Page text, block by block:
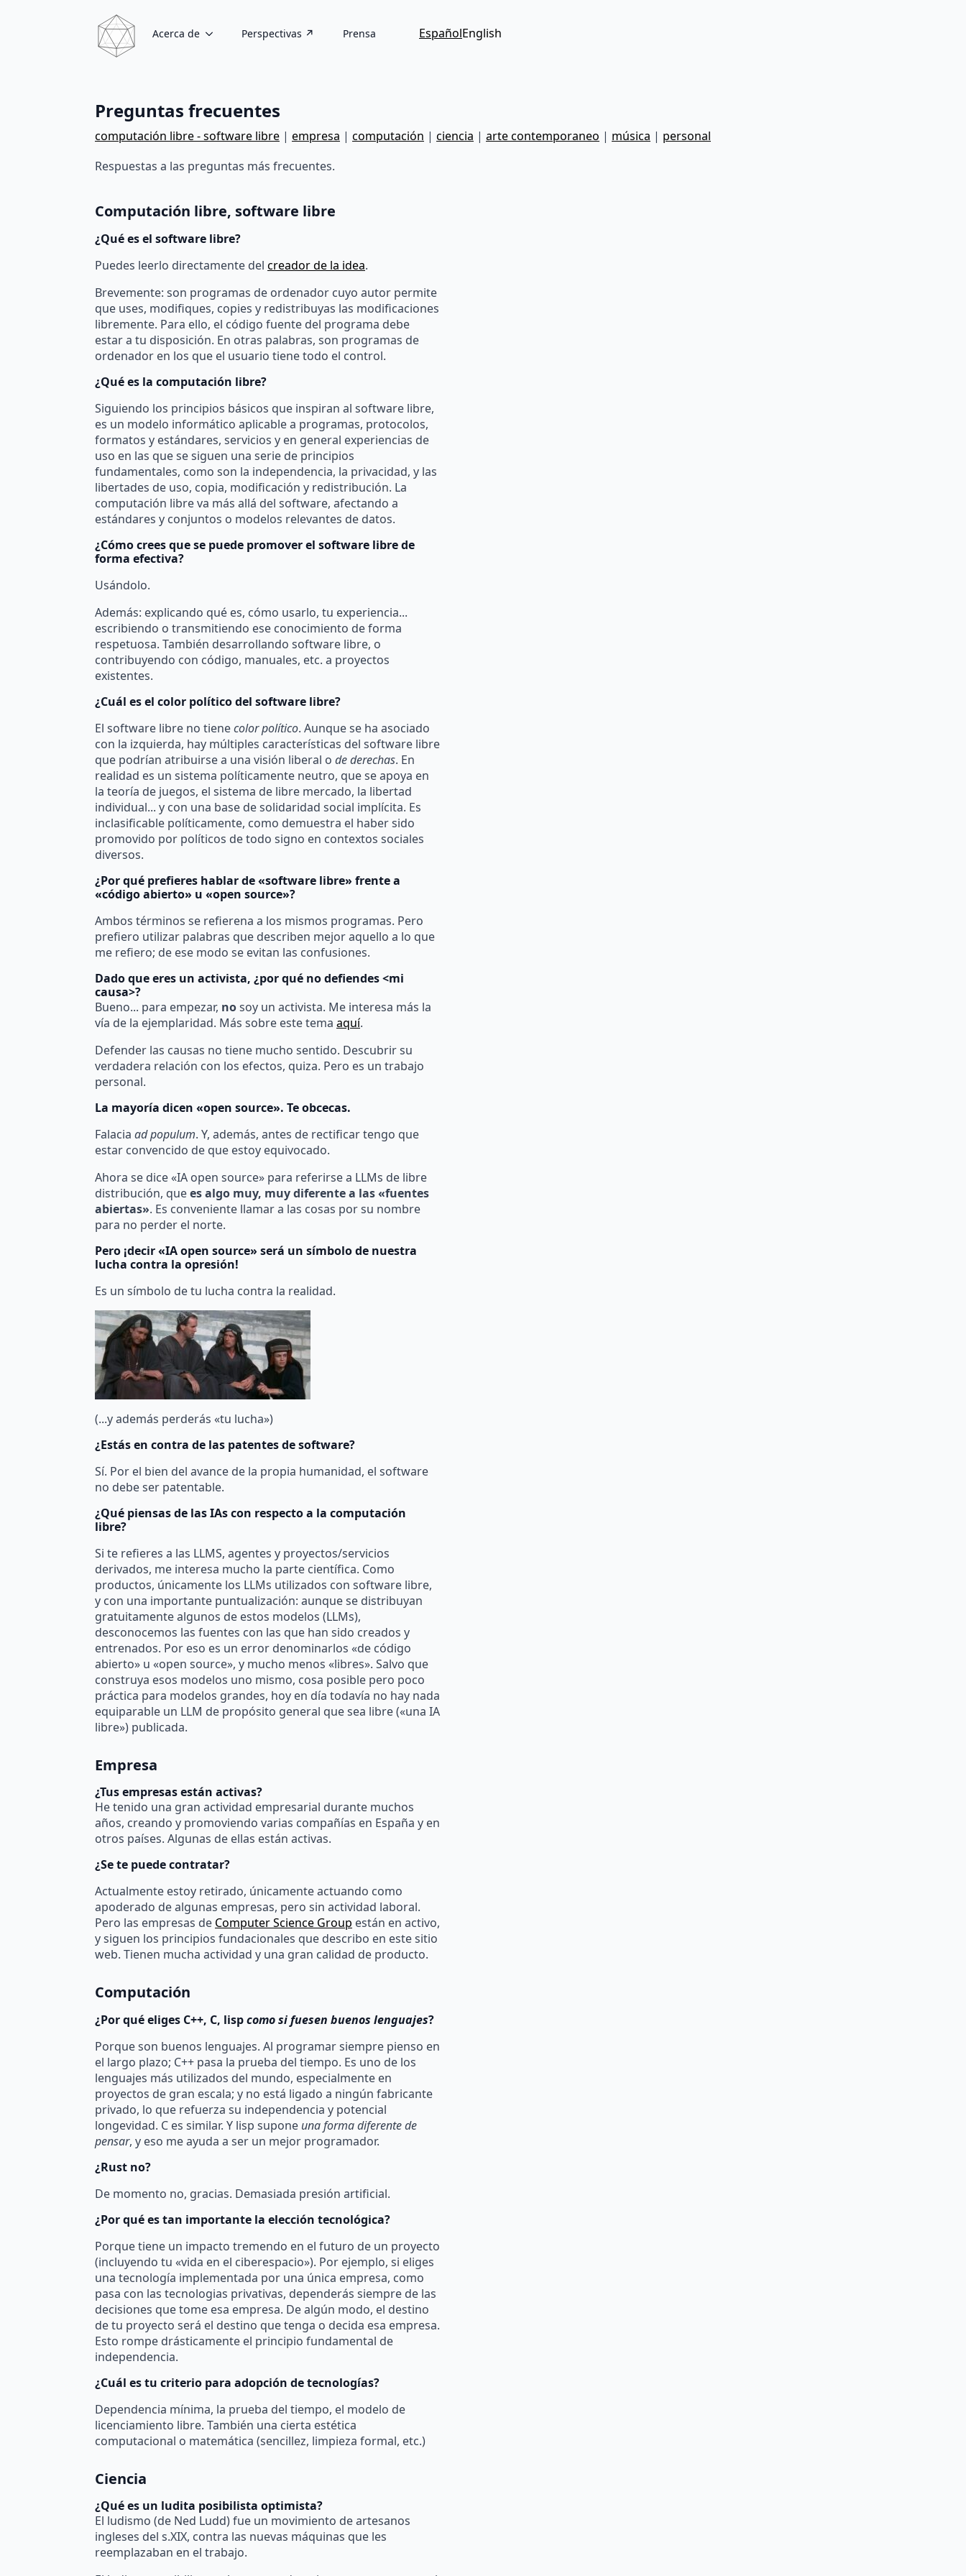
Acerca de Perspectivas ↗ Prensa EspañolEnglish
Preguntas frecuentes
computación libre - software libre | empresa | computación | ciencia | arte contemporaneo | música | personal
Respuestas a las preguntas más frecuentes.
Computación libre, software libre
¿Qué es el software libre?
Puedes leerlo directamente del creador de la idea.
Brevemente: son programas de ordenador cuyo autor permite
que uses, modifiques, copies y redistribuyas las modificaciones
libremente. Para ello, el código fuente del programa debe
estar a tu disposición. En otras palabras, son programas de
ordenador en los que el usuario tiene todo el control.
¿Qué es la computación libre?
Siguiendo los principios básicos que inspiran al software libre,
es un modelo informático aplicable a programas, protocolos,
formatos y estándares, servicios y en general experiencias de
uso en las que se siguen una serie de principios
fundamentales, como son la independencia, la privacidad, y las
libertades de uso, copia, modificación y redistribución. La
computación libre va más allá del software, afectando a
estándares y conjuntos o modelos relevantes de datos.
¿Cómo crees que se puede promover el software libre de
forma efectiva?
Usándolo.
Además: explicando qué es, cómo usarlo, tu experiencia...
escribiendo o transmitiendo ese conocimiento de forma
respetuosa. También desarrollando software libre, o
contribuyendo con código, manuales, etc. a proyectos
existentes.
¿Cuál es el color político del software libre?
El software libre no tienecolor político. Aunque se ha asociado
con la izquierda, hay múltiples características del software libre
que podrían atribuirse a una visión liberal o de derechas. En
realidad es un sistema políticamente neutro, que se apoya en
la teoría de juegos, el sistema de libre mercado, la libertad
individual... y con una base de solidaridad social implícita. Es
inclasificable políticamente, como demuestra el haber sido
promovido por políticos de todo signo en contextos sociales
diversos.
¿Por qué prefieres hablar de «software libre» frente a
«código abierto» u «open source»?
Ambos términos se refierena a los mismos programas. Pero
prefiero utilizar palabras que describen mejor aquello a lo que
me refiero; de ese modo se evitan las confusiones.
Dado que eres un activista, ¿por qué no defiendes <mi
causa>?
Bueno... para empezar, nosoy un activista. Me interesa más la
vía de la ejemplaridad. Más sobre este tema aquí.
Defender las causas no tiene mucho sentido. Descubrir su
verdadera relación con los efectos, quiza. Pero es un trabajo
personal.
La mayoría dicen «open source». Te obcecas.
Falacia ad populum. Y, además, antes de rectificar tengo que
estar convencido de que estoy equivocado.
Ahora se dice «IA open source» para referirse a LLMs de libre
distribución, quees algo muy, muy diferente a las «fuentes
abiertas». Es conveniente llamar a las cosas por su nombre
para no perder el norte.
Pero ¡decir «IA open source» será un símbolo de nuestra
lucha contra la opresión!
Es un símbolo de tu lucha contra la realidad.
(...y además perderás «tu lucha»)
¿Estás en contra de las patentes de software?
Sí. Por el bien del avance de la propia humanidad, el software
no debe ser patentable.
¿Qué piensas de las IAs con respecto a la computación
libre?
Si te refieres a las LLMS, agentes y proyectos/servicios
derivados, me interesa mucho la parte científica. Como
productos, únicamente los LLMs utilizados con software libre,
y con una importante puntualización: aunque se distribuyan
gratuitamente algunos de estos modelos (LLMs),
desconocemos las fuentes con las que han sido creados y
entrenados. Por eso es un error denominarlos «de código
abierto» u «open source», y mucho menos «libres». Salvo que
construya esos modelos uno mismo, cosa posible pero poco
práctica para modelos grandes, hoy en día todavía no hay nada
equiparable un LLM de propósito general que sea libre («una IA
libre») publicada.
Empresa
¿Tus empresas están activas?
He tenido una gran actividad empresarial durante muchos
años, creando y promoviendo varias compañías en España y en
otros países. Algunas de ellas están activas.
¿Se te puede contratar?
Actualmente estoy retirado, únicamente actuando como
apoderado de algunas empresas, pero sin actividad laboral.
Pero las empresas de Computer Science Group están en activo,
y siguen los principios fundacionales que describo en este sitio
web. Tienen mucha actividad y una gran calidad de producto.
Computación
¿Por qué eliges C++, C, lispcomo si fuesen buenos lenguajes?
Porque son buenos lenguajes. Al programar siempre pienso en
el largo plazo; C++ pasa la prueba del tiempo. Es uno de los
lenguajes más utilizados del mundo, especialmente en
proyectos de gran escala; y no está ligado a ningún fabricante
privado, lo que refuerza su independencia y potencial
longevidad. C es similar. Y lisp supone una forma diferente de
pensar, y eso me ayuda a ser un mejor programador.
¿Rust no?
De momento no, gracias. Demasiada presión artificial.
¿Por qué es tan importante la elección tecnológica?
Porque tiene un impacto tremendo en el futuro de un proyecto
(incluyendo tu «vida en el ciberespacio»). Por ejemplo, si eliges
una tecnología implementada por una única empresa, como
pasa con las tecnologias privativas, dependerás siempre de las
decisiones que tome esa empresa. De algún modo, el destino
de tu proyecto será el destino que tenga o decida esa empresa.
Esto rompe drásticamente el principio fundamental de
independencia.
¿Cuál es tu criterio para adopción de tecnologías?
Dependencia mínima, la prueba del tiempo, el modelo de
licenciamiento libre. También una cierta estética
computacional o matemática (sencillez, limpieza formal, etc.)
Ciencia
¿Qué es un ludita posibilista optimista?
El ludismo (de Ned Ludd) fue un movimiento de artesanos
ingleses del s.XIX, contra las nuevas máquinas que les
reemplazaban en el trabajo.